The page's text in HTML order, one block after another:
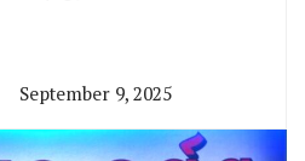
September 9, 2025